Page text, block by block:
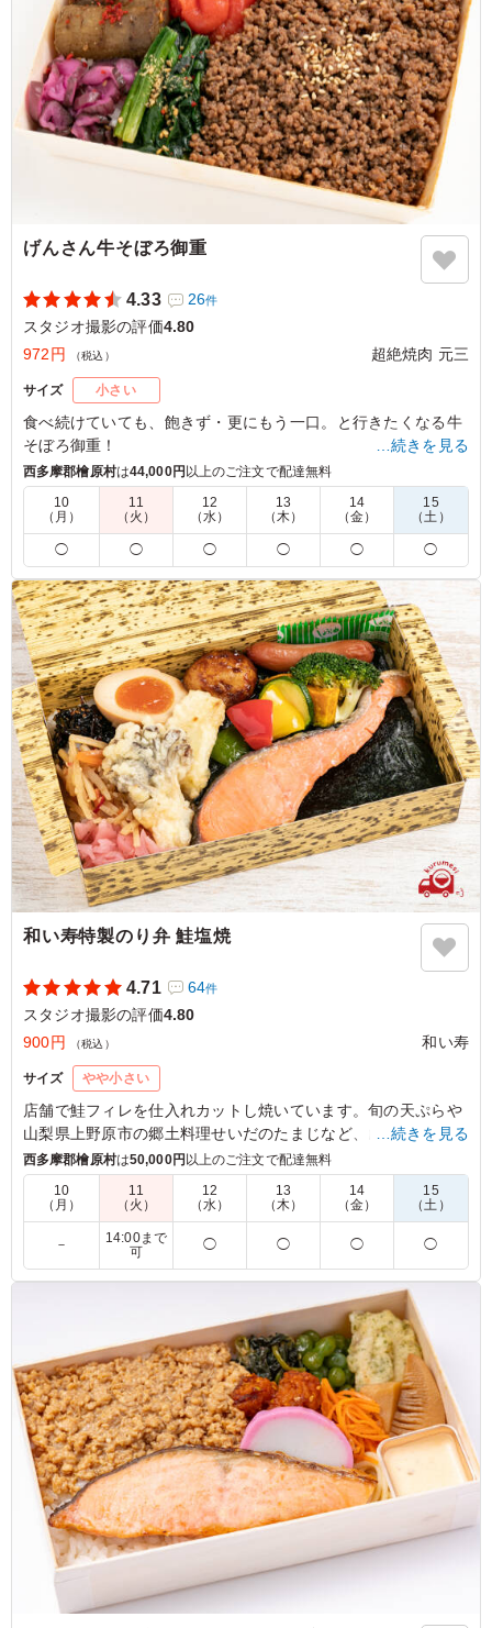
ご利用シーン： ロケ・撮影 ›スタジオ撮影
東京都港区東新橋2026/04/13
げんさん牛そぼろ御重
4.33 26件
スタジオ撮影の評価4.80
972円
（税込） 超絶焼肉 元三
サイズ 小さい
食べ続けていても、飽きず・更にもう一口。と行きたくなる牛
そぼろ御重！
粉山椒や胡麻といった、ちょっとした味のアクセントも嬉しい
心遣い。
4.5 合同会社仮想定規
とても美味しかった
ご利用シーン：ロケ・撮影›スタジオ撮影
東京都世田谷区代沢2024/11/21
…続きを見る
西多摩郡檜原村は44,000円 以上のご注文で配達無料
10
（月）
11
（火）
12
（水）
13
（木）
14
（金）
15
（土）
◯ ◯ ◯ ◯ ◯ ◯
和い寿特製のり弁 鮭塩焼
4.71 64件
スタジオ撮影の評価4.80
900円
（税込） 和い寿
サイズ やや小さい
店舗で鮭フィレを仕入れカットし焼いています。旬の天ぷらや
山梨県上野原市の郷土料理せいだのたまじなど、山梨県の味も
楽しめます。和い寿自慢の特製弁当をぜひご賞味ください。
5.0 株式会社原宿サン・アド
のり弁の定番・鮭塩焼き、冷めても美味しくて何回食べて
も飽きない。現場で食べるのはがっつり弁当で、あわよく
ば余ったら持ち帰り用にと鮭塩焼きを選ぶスタッフがいま
ご利用シーン：ロケ・撮影›スタジオ撮影
東京都渋谷区千駄ヶ谷2024/12/04
…続きを見る
西多摩郡檜原村は50,000円以上のご注文で配達無料
10
（月）
11
（火）
12
（水）
13
（木）
14
（金）
15
（土）
－
14:00まで
可
◯ ◯ ◯ ◯